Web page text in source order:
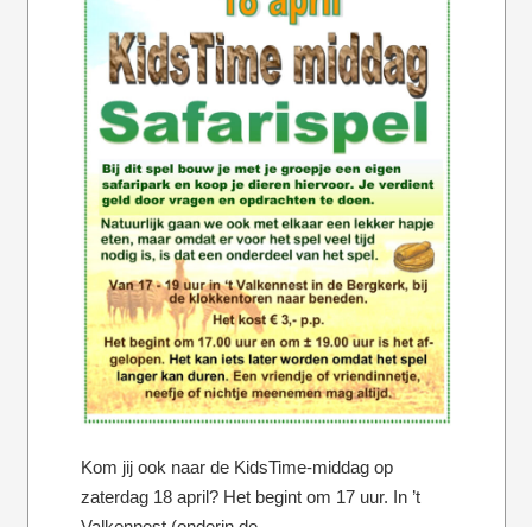
Kom jij ook naar de KidsTime-middag op
zaterdag 18 april? Het begint om 17 uur. In ’t